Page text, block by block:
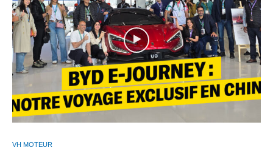
VH MOTEUR